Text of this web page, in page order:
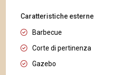
Caratteristiche esterne
Barbecue
Corte di pertinenza
Gazebo